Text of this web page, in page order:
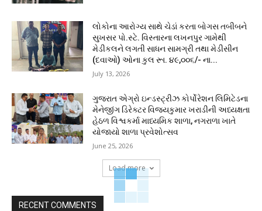
લોકોના આરોગ્ય સાથે ચેડાં કરતા બોગસ તબીબને
સુખસર પો.સ્ટે. વિસ્તારના લખનપુર ગામેથી
મેડીકલને લગતી સાધન સામગ્રી તથા મેડીસીન
(દવાઓ) ઓના કુલ રૂા. ૪૯,૦૦૬/- ના...
July 13, 2026
ગુજરાત એગ્રો ઇન્ડસ્ટ્રીઝ કોર્પોરેશન લિમિટેડના
મેનેજીંગ ડિરેક્ટર વિજયકુમાર ખરાડીની અધ્યક્ષતા
હેઠળ વિશ્વકર્મા માધ્યમિક શાળા, નગરાળા ખાતે
યોજાયો શાળા પ્રવેશોત્સવ
June 25, 2026
Load more
RECENT COMMENTS